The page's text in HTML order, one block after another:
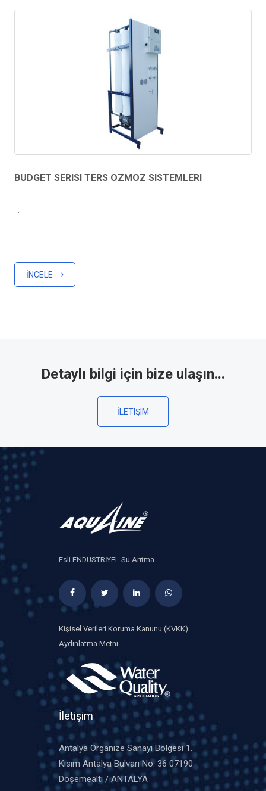
BUDGET SERISI TERS OZMOZ SISTEMLERI
...
İNCELE
Detaylı bilgi için bize ulaşın...
İLETIŞIM
Esli ENDÜSTRİYEL Su Arıtma
Kişisel Verileri Koruma Kanunu (KVKK)
Aydınlatma Metni
İletişim
Antalya Organize Sanayi Bölgesi 1.
Kısım Antalya Bulvarı No: 36 07190
Döşemealtı / ANTALYA